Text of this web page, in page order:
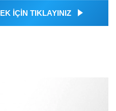
İÇİN TIKLAYINIZ